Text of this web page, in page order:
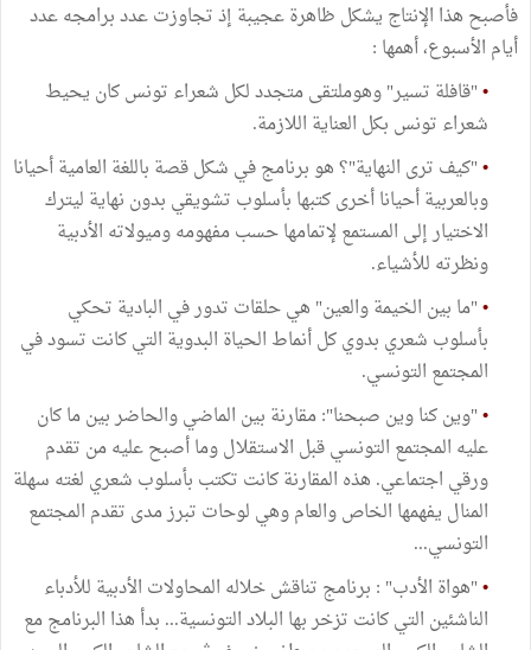
فأصبح هذا الإنتاج يشكل ظاهرة عجيبة إذ تجاوزت عدد برامجه عدد
أيام الأسبوع، أهمها :
•"قافلة تسير" وهوملتقى متجدد لكل شعراء تونس كان يحيط
شعراء تونس بكل العناية اللازمة.
•"كيف ترى النهاية"؟ هو برنامج في شكل قصة باللغة العامية أحيانا
وبالعربية أحيانا أخرى كتبها بأسلوب تشويقي بدون نهاية ليترك
الاختيار إلى المستمع لإتمامها حسب مفهومه وميولاته الأدبية
ونظرته للأشياء.
•"ما بين الخيمة والعين" هي حلقات تدور في البادية تحكي
بأسلوب شعري بدوي كل أنماط الحياة البدوية التي كانت تسود في
المجتمع التونسي.
•"وين كنا وين صبحنا": مقارنة بين الماضي والحاضر بين ما كان
عليه المجتمع التونسي قبل الاستقلال وما أصبح عليه من تقدم
ورقي اجتماعي. هذه المقارنة كانت تكتب بأسلوب شعري لغته سهلة
المنال يفهمها الخاص والعام وهي لوحات تبرز مدى تقدم المجتمع
التونسي...
•"هواة الأدب" : برنامج تناقش خلاله المحاولات الأدبية للأدباء
الناشئين التي كانت تزخر بها البلاد التونسية... بدأ هذا البرنامج مع